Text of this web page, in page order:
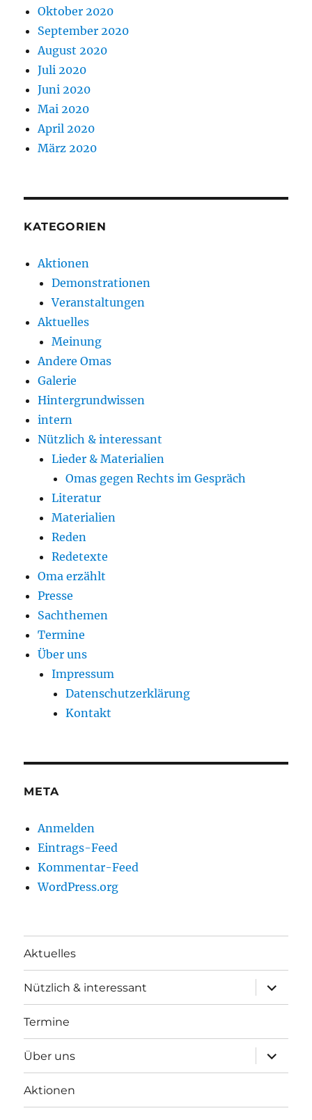
Oktober 2020
September 2020
August 2020
Juli 2020
Juni 2020
Mai 2020
April 2020
März 2020
KATEGORIEN
Aktionen
Demonstrationen
Veranstaltungen
Aktuelles
Meinung
Andere Omas
Galerie
Hintergrundwissen
intern
Nützlich & interessant
Lieder & Materialien
Omas gegen Rechts im Gespräch
Literatur
Materialien
Reden
Redetexte
Oma erzählt
Presse
Sachthemen
Termine
Über uns
Impressum
Datenschutzerklärung
Kontakt
META
Anmelden
Eintrags-Feed
Kommentar-Feed
WordPress.org
Aktuelles
Nützlich & interessant
anzeigen
Termine
Über uns
anzeigen
Aktionen